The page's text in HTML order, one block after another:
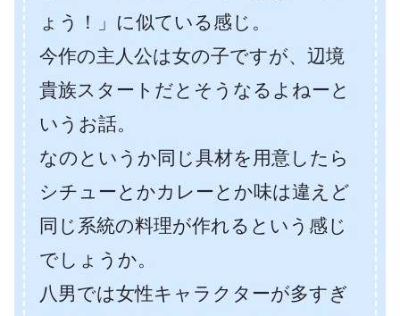
ょう！」に似ている感じ。
今作の主人公は女の子ですが、辺境
貴族スタートだとそうなるよねーと
いうお話。
なのというか同じ具材を用意したら
シチューとかカレーとか味は違えど
同じ系統の料理が作れるという感じ
でしょうか。
八男では女性キャラクターが多すぎ